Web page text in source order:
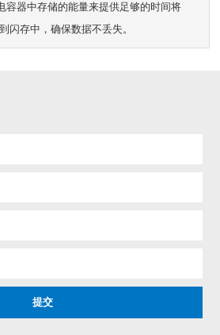
容器中存储的能量来提供足够的时间将
闪存中，确保数据不丢失。